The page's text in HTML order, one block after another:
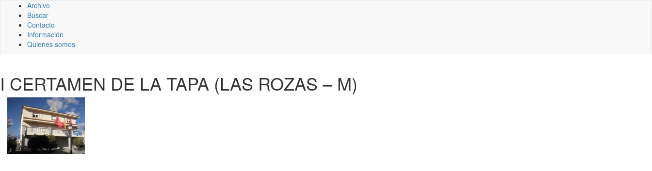
Archivo
Buscar
Contacto
Información
Quienes somos
I CERTAMEN DE LA TAPA (LAS ROZAS – M)